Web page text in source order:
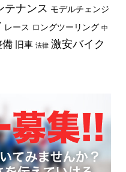
テナンス モデルチェンジ
レース ロングツーリング 中
備 旧車 法律 激安バイク